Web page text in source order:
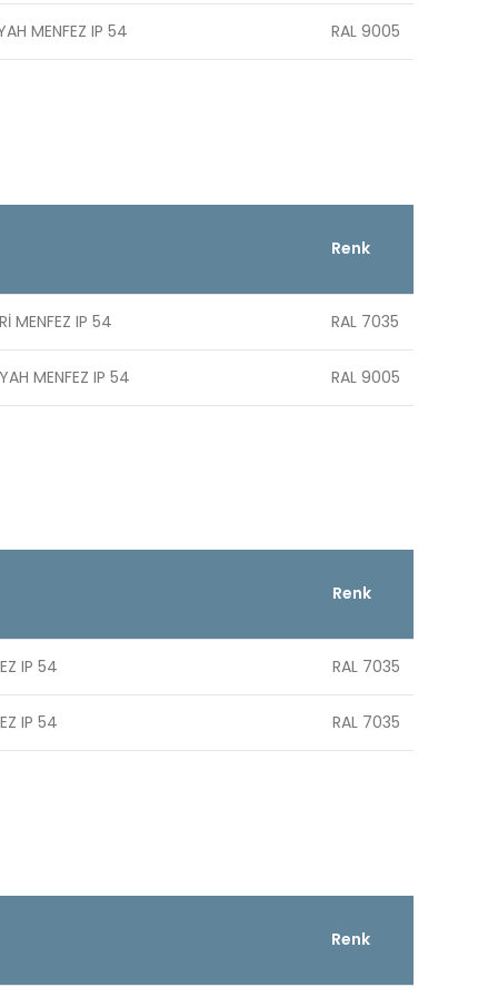
MENFEZ IP 54 RAL 9005
Renk
MENFEZ IP 54 RAL 7035
MENFEZ IP 54 RAL 9005
Renk
IP 54 RAL 7035
IP 54 RAL 7035
Renk